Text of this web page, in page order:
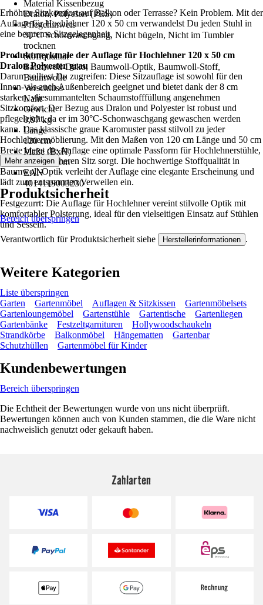
Material Kissenbezug
Dralon, Polyester (PES)
Pflegehinweis
30°C Schonwaschgang, Nicht bügeln, Nicht im Tumbler
trocknen
Stoffqualität
Baumwoll-Deko, Baumwoll-Optik, Baumwoll-Stoff,
Baumwolle
Verschluss
Naht
Gewicht
0,97 kg
Länge
120 cm
Maße (BxH)
50 x 120 cm
EAN
4014119003230
Erhöhter Sitzkomfort auf Balkon oder Terrasse? Kein Problem. Mit der
Auflage für Hochlehner 120 x 50 cm verwandelst Du jeden Stuhl in
eine bequeme Sitzgelegenheit.
Produktmerkmale der Auflage für Hochlehner 120 x 50 cm
Dralon Polyester grau
Darum solltest Du zugreifen: Diese Sitzauflage ist sowohl für den
Innen- als auch Außenbereich geeignet und bietet dank der 8 cm
starken, vliesummantelten Schaumstofffüllung angenehmen
Sitzkomfort. Der Bezug aus Dralon und Polyester ist robust und
pflegeleicht, da er im 30°C-Schonwaschgang gewaschen werden
kann. Das klassische graue Karomuster passt stilvoll zu jeder
Hochlehnermöblierung. Mit den Maßen von 120 cm Länge und 50 cm
Breite bietet die Auflage eine optimale Passform für Hochlehnerstühle,
die für einen sicheren Sitz sorgt. Die hochwertige Stoffqualität in
Baumwoll-Optik verleiht der Auflage eine elegante Erscheinung und
lädt zum entspannten Verweilen ein.
Festgezurrt: Die Auflage für Hochlehner vereint stilvolle Optik mit
komfortabler Polsterung, ideal für den vielseitigen Einsatz auf Stühlen
und Sesseln.
Mehr anzeigen
Produktsicherheit
Bereich überspringen
Verantwortlich für Produktsicherheit siehe Herstellerinformationen .
Weitere Kategorien
Liste überspringen
Garten
Gartenmöbel Auflagen & Sitzkissen
Gartenmöbelsets
Gartenloungemöbel
Gartenstühle Gartentische
Gartenliegen
Gartenbänke
Festzeltgarnituren
Hollywoodschaukeln
Strandkörbe
Balkonmöbel Hängematten
Gartenbar
Schutzhüllen
Gartenmöbel für Kinder
Kundenbewertungen
Bereich überspringen
Die Echtheit der Bewertungen wurde von uns nicht überprüft.
Bewertungen können auch von Kunden stammen, die die Ware nicht
nachweislich genutzt oder gekauft haben.
Zahlarten